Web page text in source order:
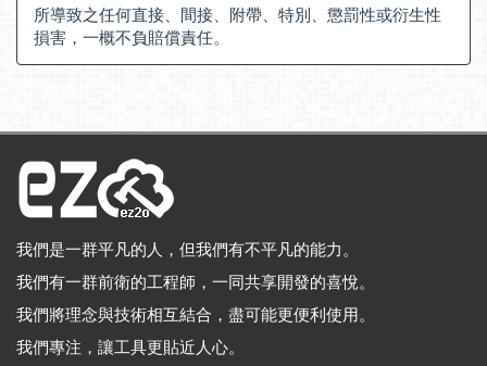
所導致之任何直接、間接、附帶、特別、懲罰性或衍生性
損害，一概不負賠償責任。
我們是一群平凡的人，但我們有不平凡的能力。
我們有一群前衛的工程師，一同共享開發的喜悅。
我們將理念與技術相互結合，盡可能更便利使用。
我們專注，讓工具更貼近人心。